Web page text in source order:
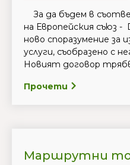
За да бъдем в
на Европейския съюз -
ново споразумение за
услуги, съобразено с
Новият договор
Прочети
Маршрутни